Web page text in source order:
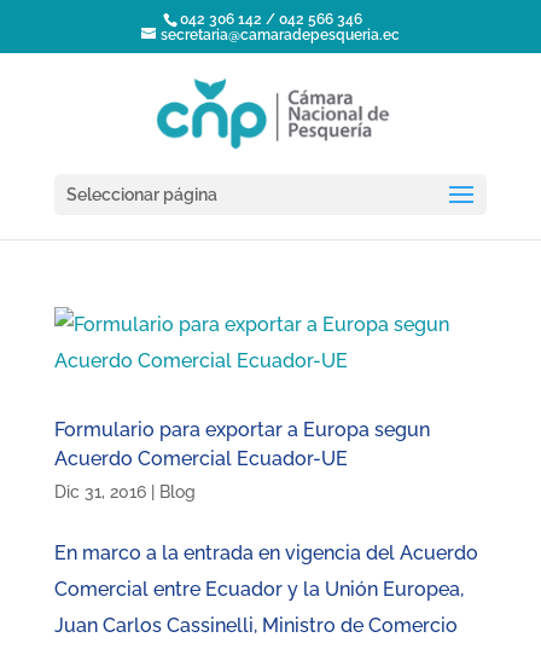
042 306 142 / 042 566 346
secretaria@camaradepesqueria.ec
Seleccionar página
Formulario para exportar a Europa segun
Acuerdo Comercial Ecuador-UE
Dic 31, 2016| Blog
En marco a la entrada en vigencia del Acuerdo
Comercial entre Ecuador y la Unión Europea,
Juan Carlos Cassinelli, Ministro de Comercio